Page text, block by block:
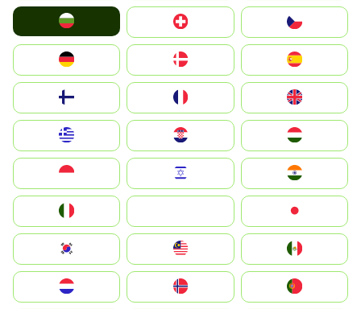
Switzerland
Deutschland
United Kingdom
Magyarország
South Korea